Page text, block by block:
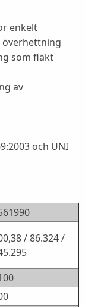
enkelt
som fläkt
av
och UNI
/ 86.324 /